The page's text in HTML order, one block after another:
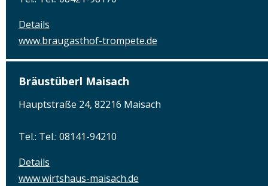
Details
www.braugasthof-trompete.de
Bräustüberl Maisach
Hauptstraße 24, 82216 Maisach
Tel.: Tel.: 08141-94210
Details
www.wirtshaus-maisach.de